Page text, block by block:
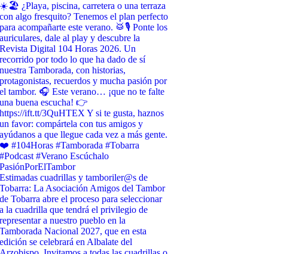
☀️🏖️ ¿Playa, piscina, carretera o una terraza
con algo fresquito? Tenemos el plan perfecto
para acompañarte este verano. 🥁🎙️ Ponte los
auriculares, dale al play y descubre la
Revista Digital 104 Horas 2026. Un
recorrido por todo lo que ha dado de sí
nuestra Tamborada, con historias,
protagonistas, recuerdos y mucha pasión por
el tambor. 🎧 Este verano… ¡que no te falte
una buena escucha! 👉
https://ift.tt/3QuHTEX Y si te gusta, haznos
un favor: compártela con tus amigos y
ayúdanos a que llegue cada vez a más gente.
❤️ #104Horas #Tamborada #Tobarra
#Podcast #Verano Escúchalo
PasiónPorElTambor
Estimadas cuadrillas y tamboriler@s de
Tobarra: La Asociación Amigos del Tambor
de Tobarra abre el proceso para seleccionar
a la cuadrilla que tendrá el privilegio de
representar a nuestro pueblo en la
Tamborada Nacional 2027, que en esta
edición se celebrará en Albalate del